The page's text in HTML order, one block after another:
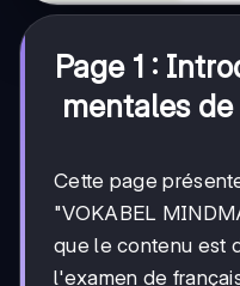
Page 1 :
mentales
Cette page
"VOKABEL
que le contenu est
l'examen de